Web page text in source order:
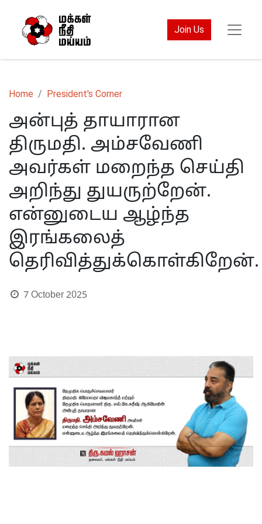
Join Us
Home President's Corner
அன்புத் தாயாரான
திருமதி. அம்சவேணி
அவர்கள் மறைந்த செய்தி
அறிந்து துயருற்றேன்.
என்னுடைய ஆழ்ந்த
இரங்கலைத்
தெரிவித்துக்கொள்கிறேன்.
7 October 2025